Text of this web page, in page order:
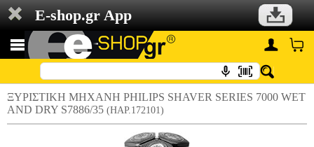
E-shop.gr App
ΞΥΡΙΣΤΙΚΗ ΜΗΧΑΝΗ PHILIPS SHAVER SERIES 7000 WET
AND DRY S7886/35 (HAP.172101)